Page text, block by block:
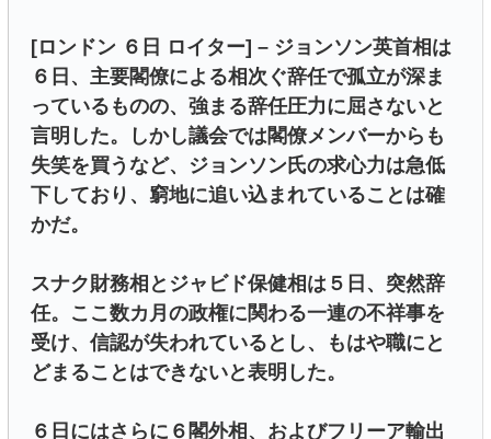
[ロンドン ６日 ロイター] – ジョンソン英首相は
６日、主要閣僚による相次ぐ辞任で孤立が深ま
っているものの、強まる辞任圧力に屈さないと
言明した。しかし議会では閣僚メンバーからも
失笑を買うなど、ジョンソン氏の求心力は急低
下しており、窮地に追い込まれていることは確
かだ。
スナク財務相とジャビド保健相は５日、突然辞
任。ここ数カ月の政権に関わる一連の不祥事を
受け、信認が失われているとし、もはや職にと
どまることはできないと表明した。
６日にはさらに６閣外相、およびフリーア輸出